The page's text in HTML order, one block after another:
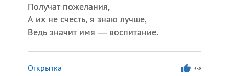
Получат пожелания,
А их не счесть, я знаю лучше,
Ведь значит имя — воспитание.
Открытка 358